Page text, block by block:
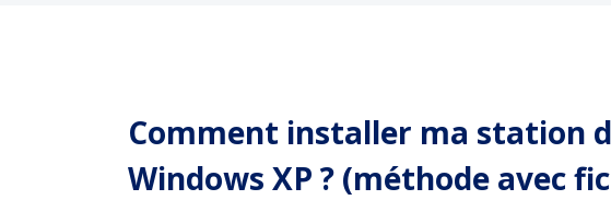
Comment installer ma station
Windows XP ? (méthode avec